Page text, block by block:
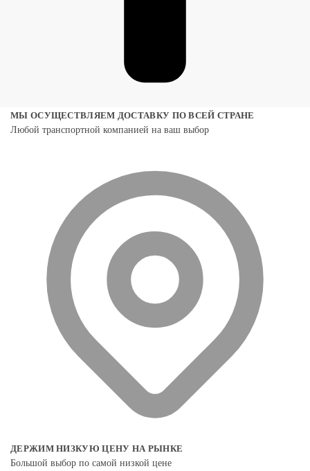
МЫ ОСУЩЕСТВЛЯЕМ ДОСТАВКУ ПО ВСЕЙ СТРАНЕ
Любой транспортной компанией на ваш выбор
ДЕРЖИМ НИЗКУЮ ЦЕНУ НА РЫНКЕ
Большой выбор по самой низкой цене